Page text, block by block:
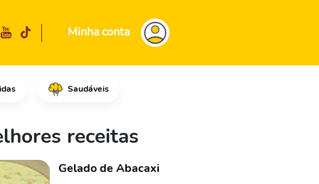
Minha conta
Saudáveis
a
receitas
Gelado de Abacaxi